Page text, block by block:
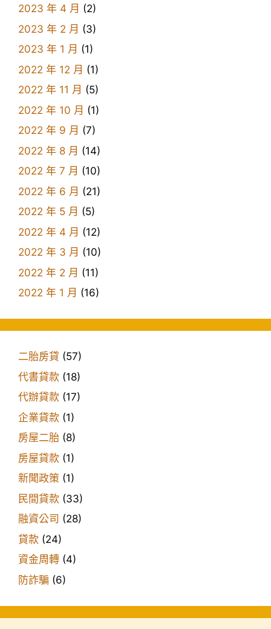
2023 年 4 月 (2)
2023 年 2 月 (3)
2023 年 1 月 (1)
2022 年 12 月 (1)
2022 年 11 月 (5)
2022 年 10 月 (1)
2022 年 9 月 (7)
2022 年 8 月 (14)
2022 年 7 月 (10)
2022 年 6 月 (21)
2022 年 5 月 (5)
2022 年 4 月 (12)
2022 年 3 月 (10)
2022 年 2 月 (11)
2022 年 1 月 (16)
二胎房貸 (57)
代書貸款 (18)
代辦貸款 (17)
企業貸款 (1)
房屋二胎 (8)
房屋貸款 (1)
新聞政策 (1)
民間貸款 (33)
融資公司 (28)
貸款 (24)
資金周轉 (4)
防詐騙 (6)